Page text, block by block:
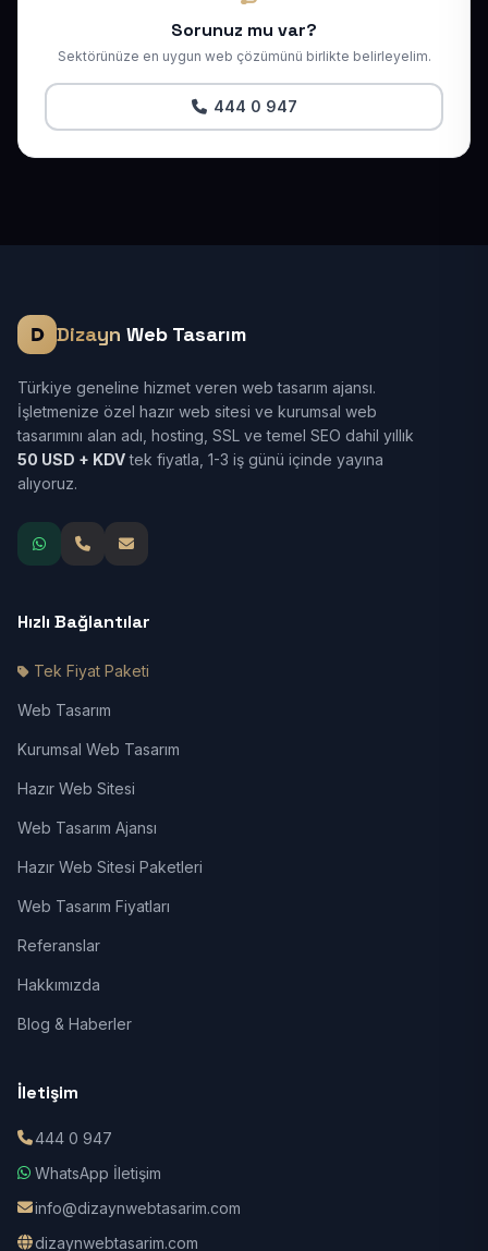
Sorunuz mu var?
Sektörünüze en uygun web çözümünü birlikte belirleyelim.
444 0 947
Dizayn Web Tasarım
Türkiye geneline hizmet veren web tasarım ajansı.
İşletmenize özel hazır web sitesi ve kurumsal web
tasarımını alan adı, hosting, SSL ve temel SEO dahil yıllık
50 USD + KDVtek fiyatla, 1-3 iş günü içinde yayına
alıyoruz.
Hızlı Bağlantılar
Tek Fiyat Paketi
Web Tasarım
Kurumsal Web Tasarım
Hazır Web Sitesi
Web Tasarım Ajansı
Hazır Web Sitesi Paketleri
Web Tasarım Fiyatları
Referanslar
Hakkımızda
Blog & Haberler
İletişim
444 0 947
WhatsApp İletişim
info@dizaynwebtasarim.com
dizaynwebtasarim.com